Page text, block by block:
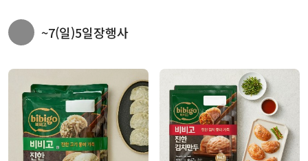
~7(일)5일장행사